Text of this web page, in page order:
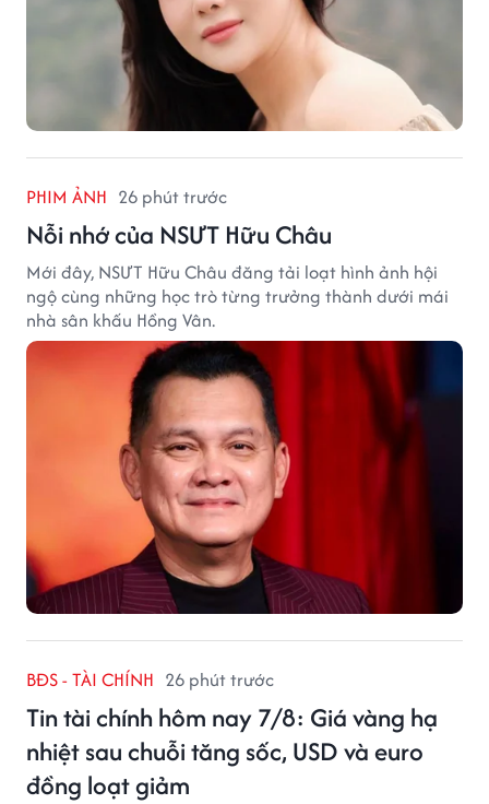
PHIM ẢNH 26 phút trước
Nỗi nhớ của NSƯT Hữu Châu
Mới đây, NSƯT Hữu Châu đăng tải loạt hình ảnh hội
ngộ cùng những học trò từng trưởng thành dưới mái
nhà sân khấu Hồng Vân.
BĐS - TÀI CHÍNH 26 phút trước
Tin tài chính hôm nay 7/8: Giá vàng hạ
nhiệt sau chuỗi tăng sốc, USD và euro
đồng loạt giảm